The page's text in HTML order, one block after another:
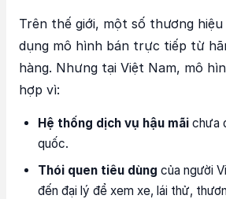
Trên thế giới, một số thương hiệu
dụng mô hình bán trực tiếp từ
hàng. Nhưng tại Việt Nam, mô
hợp vì:
Hệ thống dịch vụ hậu mãi chưa
quốc.
Thói quen tiêu dùng của người
đến đại lý để xem xe, lái thử,